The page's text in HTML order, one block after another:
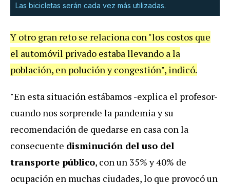
Las bicicletas serán cada vez más utilizadas.
Y otro gran reto se relaciona con "los costos que
el automóvil privado estaba llevando a la
población, en polución y congestión", indicó.
"En esta situación estábamos -explica el profesor-
cuando nos sorprende la pandemia y su
recomendación de quedarse en casa con la
consecuente disminución del uso del
transporte público, con un 35% y 40% de
ocupación en muchas ciudades, lo que provocó un